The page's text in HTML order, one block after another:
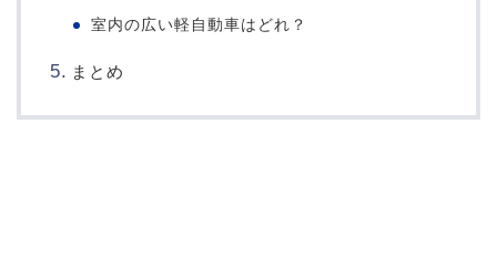
室内の広い軽自動車はどれ？
まとめ